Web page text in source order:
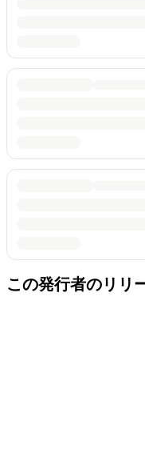
この発行者のリリ